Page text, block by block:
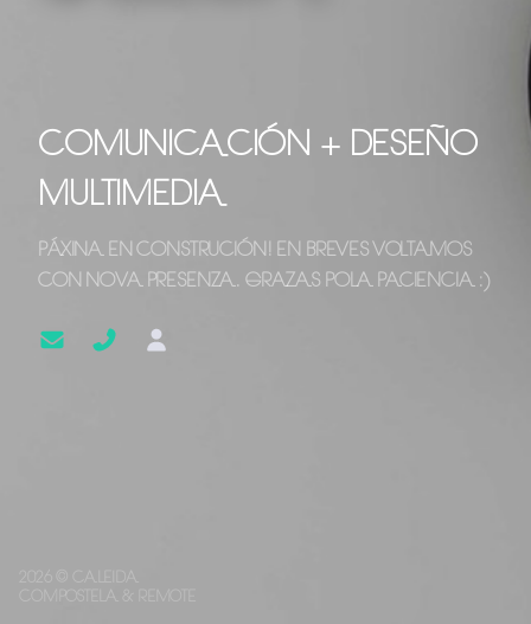
COMUNICACIÓN + DESEÑO
MULTIMEDIA
PÁXINA EN CONSTRUCIÓN! EN BREVES VOLTAMOS
CON NOVA PRESENZA. GRAZAS POLA PACIENCIA :)
COMPOSTELA & REMOTE